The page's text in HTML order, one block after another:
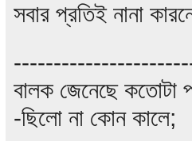
সবার প্রতিই নানা
বালক জেনেছে কতোটা
-ছিলো না কোন কালে;